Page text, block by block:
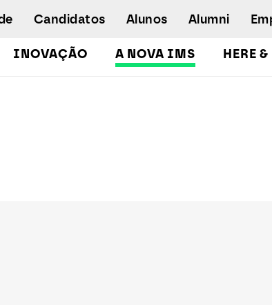
INOVAÇÃO A NOVA IMS HERE
Candidatos Alunos Alumni